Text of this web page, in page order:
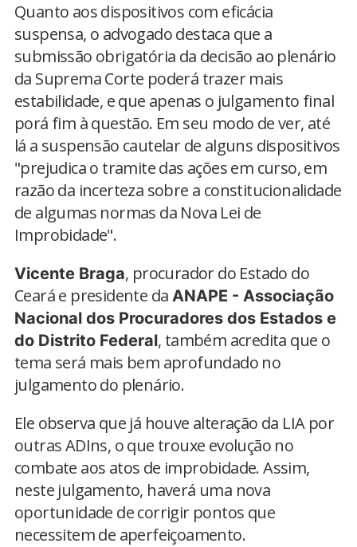
Quanto aos dispositivos com eficácia
suspensa, o advogado destaca que a
submissão obrigatória da decisão ao plenário
da Suprema Corte poderá trazer mais
estabilidade, e que apenas o julgamento final
porá fim à questão. Em seu modo de ver, até
lá a suspensão cautelar de alguns dispositivos
"prejudica o tramite das ações em curso, em
razão da incerteza sobre a constitucionalidade
de algumas normas da Nova Lei de
Improbidade".
Vicente Braga, procurador do Estado do
Ceará e presidente da ANAPE - Associação
Nacional dos Procuradores dos Estados e
do Distrito Federal, também acredita que o
tema será mais bem aprofundado no
julgamento do plenário.
Ele observa que já houve alteração da LIA por
outras ADIns, o que trouxe evolução no
combate aos atos de improbidade. Assim,
neste julgamento, haverá uma nova
oportunidade de corrigir pontos que
necessitem de aperfeiçoamento.